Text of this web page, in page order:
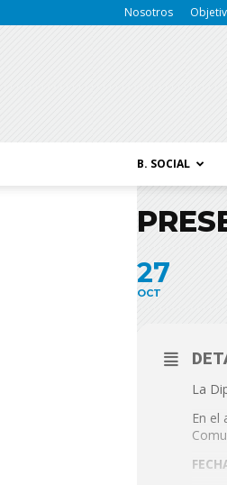
Nosotros
B. SOCIAL
27
OCT
La
En el